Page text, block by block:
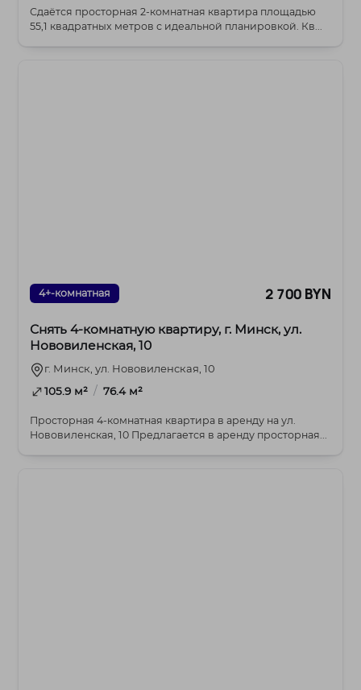
Сдаётся просторная 2-комнатная квартира площадью
55,1 квадратных метров с идеальной планировкой. Кв...
4+-комнатная 2 700 BYN
Снять 4-комнатную квартиру, г. Минск, ул.
Нововиленская, 10
г. Минск, ул. Нововиленская, 10
105.9 м² / 76.4 м²
Просторная 4-комнатная квартира в аренду на ул.
Нововиленская, 10 Предлагается в аренду просторная...